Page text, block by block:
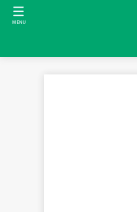
MENU